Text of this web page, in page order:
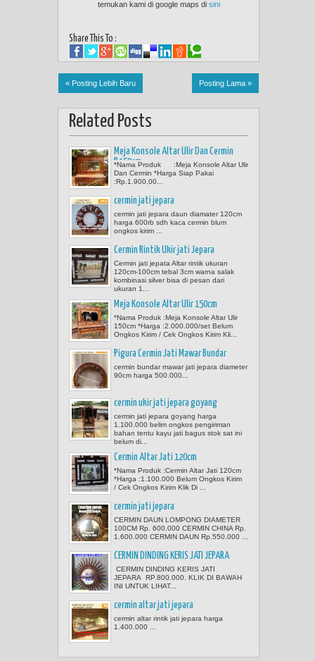
temukan kami di google maps di sini
Share This To :
« Posting Lebih Baru Posting Lama »
Related Posts
Meja Konsole Altar Ulir Dan Cermin
P.150cm
*Nama Produk :Meja Konsole Altar Ulir
Dan Cermin *Harga Siap Pakai
:Rp.1.900,00...
cermin jati jepara
cermin jati jepara daun diamater 120cm
harga 600rb sdh kaca cermin blum
ongkos kirim ...
Cermin Rintik Ukir jati Jepara
Cermin jati jepata Altar rintik ukuran
120cm-100cm tebal 3cm warna salak
kombinasi silver bisa di pesan dari
ukuran 1...
Meja Konsole Altar Ulir 150cm
*Nama Produk :Meja Konsole Altar Ulir
150cm *Harga :2.000.000/set Belum
Ongkos Kirim / Cek Ongkos Kirim Kli...
Pigura Cermin Jati Mawar Bundar
cermin bundar mawar jati jepara diameter
90cm harga 500.000...
cermin ukir jati jepara goyang
cermin jati jepara goyang harga
1.100.000 belim ongkos pengiriman
bahan tentu kayu jati bagus stok sat ini
belum di...
Cermin Altar Jati 120cm
*Nama Produk :Cermin Altar Jati 120cm
*Harga :1.100.000 Belum Ongkos Kirim
/ Cek Ongkos Kirim Klik Di ...
cermin jati jepara
CERMIN DAUN LOMPONG DIAMETER
100CM Rp. 600.000 CERMIN CHINA Rp.
1.600.000 CERMIN DAUN Rp.550.000 ...
CERMIN DINDING KERIS JATI JEPARA
CERMIN DINDING KERIS JATI
JEPARA RP.800.000. KLIK DI BAWAH
INI UNTUK LIHAT...
cermin altar jati jepara
cermin altar rintik jati jepara harga
1.400.000 ...